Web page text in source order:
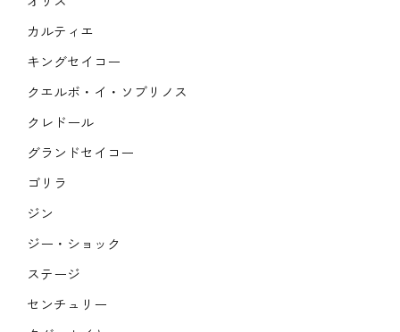
カルティエ
キングセイコー
クエルボ・イ・ソブリノス
クレドール
グランドセイコー
ゴリラ
ジン
ジー・ショック
ステージ
センチュリー